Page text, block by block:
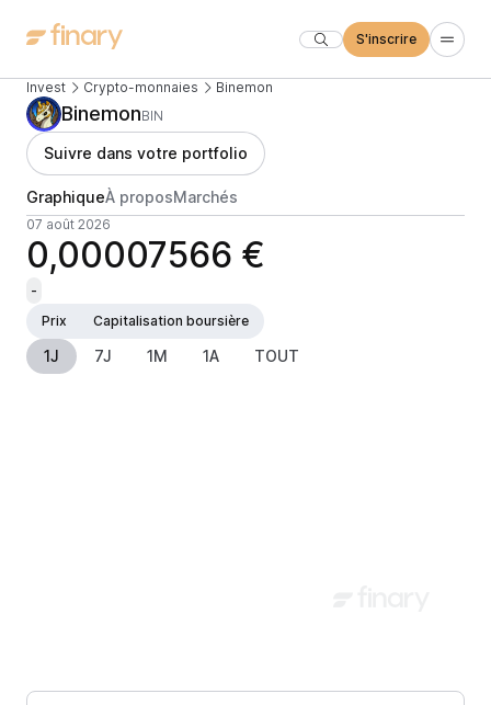
S'inscrire
Invest Crypto-monnaies Binemon
BinemonBIN
Suivre dans votre portfolio
GraphiqueÀ proposMarchés
07 août 2026
0,00007566 €
-
Prix
Capitalisation boursière
1J 7J 1M 1A TOUT